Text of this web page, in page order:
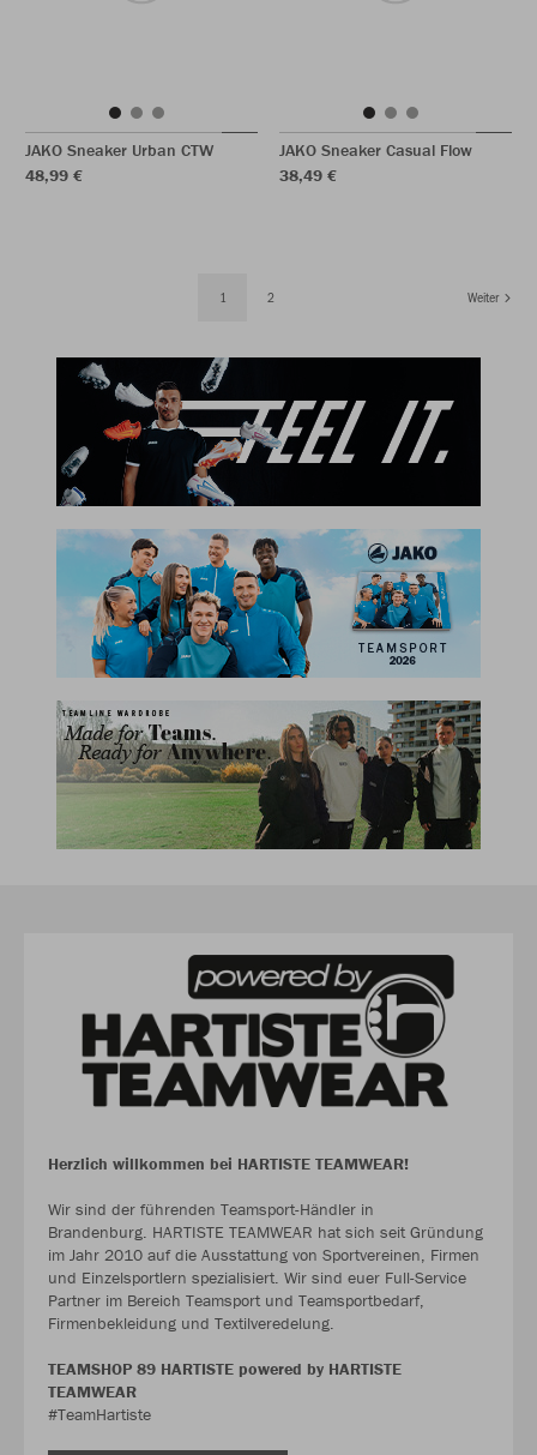
JAKO Sneaker Urban CTW
48,99 €
JAKO Sneaker Casual Flow
38,49 €
1 2 Weiter
Herzlich willkommen bei HARTISTE TEAMWEAR!
Wir sind der führenden Teamsport-Händler in
Brandenburg. HARTISTE TEAMWEAR hat sich seit Gründung
im Jahr 2010 auf die Ausstattung von Sportvereinen, Firmen
und Einzelsportlern spezialisiert. Wir sind euer Full-Service
Partner im Bereich Teamsport und Teamsportbedarf,
Firmenbekleidung und Textilveredelung.
TEAMSHOP 89 HARTISTE powered by HARTISTE
TEAMWEAR
#TeamHartiste